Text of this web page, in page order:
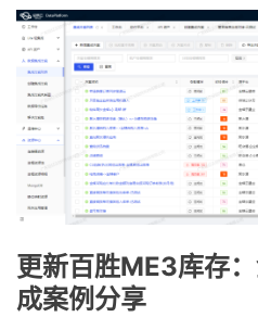
更新百胜ME3库存
成案例分享